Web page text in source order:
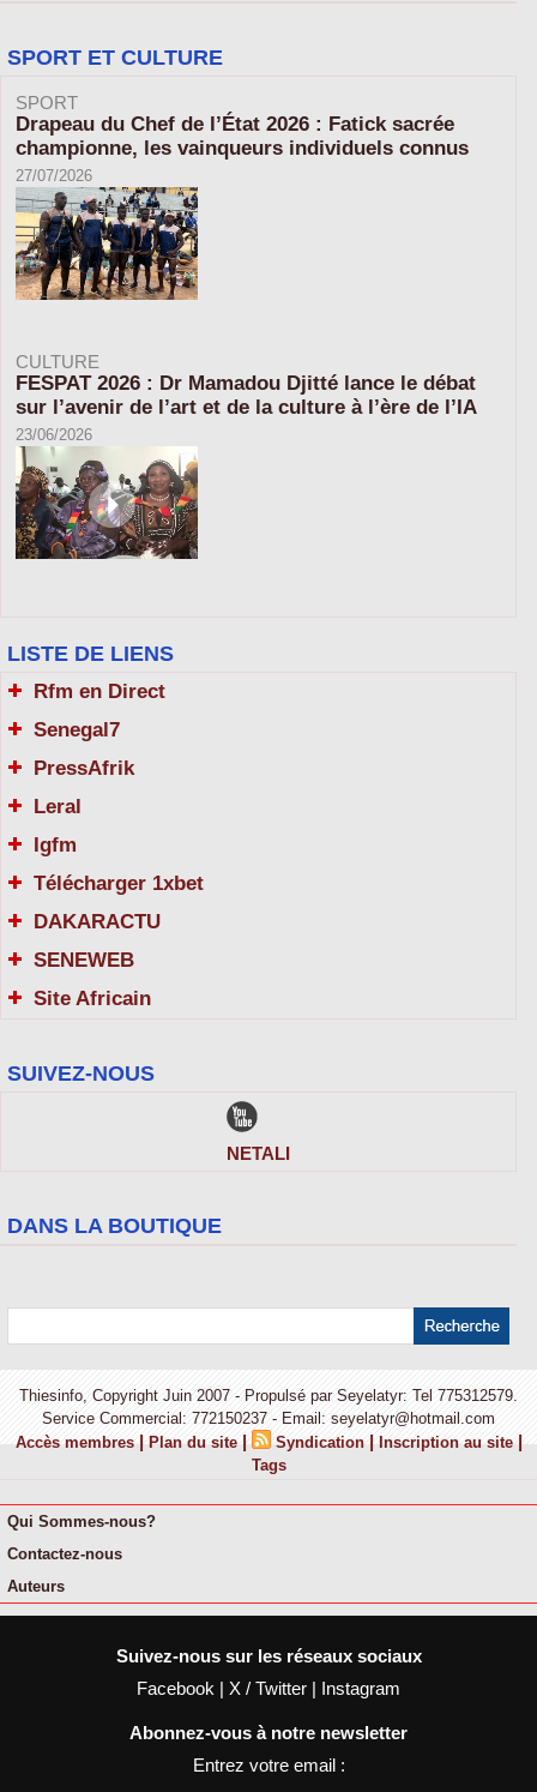
SPORT ET CULTURE
SPORT
Drapeau du Chef de l’État 2026 : Fatick sacrée
championne, les vainqueurs individuels connus
27/07/2026
CULTURE
FESPAT 2026 : Dr Mamadou Djitté lance le débat
sur l’avenir de l’art et de la culture à l’ère de l’IA
23/06/2026
LISTE DE LIENS
Rfm en Direct
Senegal7
PressAfrik
Leral
Igfm
Télécharger 1xbet
DAKARACTU
SENEWEB
Site Africain
SUIVEZ-NOUS
NETALI
DANS LA BOUTIQUE
Thiesinfo, Copyright Juin 2007 - Propulsé par Seyelatyr: Tel 775312579.
Service Commercial: 772150237 - Email: seyelatyr@hotmail.com
Accès membres | Plan du site | Syndication | Inscription au site |
Tags
Qui Sommes-nous?
Contactez-nous
Auteurs
Suivez-nous sur les réseaux sociaux
Facebook | X / Twitter | Instagram
Abonnez-vous à notre newsletter
Entrez votre email :